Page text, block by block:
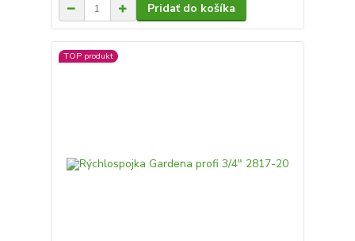
Pridať do košíka
TOP produkt